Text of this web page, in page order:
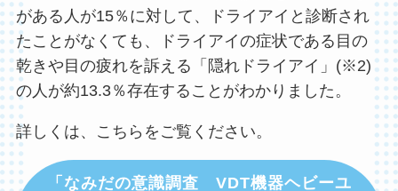
がある人が15％に対して、ドライアイと診断され
たことがなくても、ドライアイの症状である目の
乾きや目の疲れを訴える「隠れドライアイ」(※2)
の人が約13.3％存在することがわかりました。
詳しくは、こちらをご覧ください。
「なみだの意識調査 VDT機器ヘビーユ